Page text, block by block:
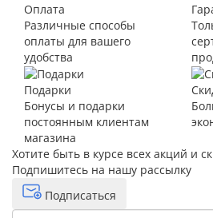
Оплата
Различные способы
оплаты для вашего
удобства
Подарки
Бонусы и подарки
постоянным клиентам
магазина
Хотите быть в курсе всех акций и
Подпишитесь на нашу рассылку
Подписаться